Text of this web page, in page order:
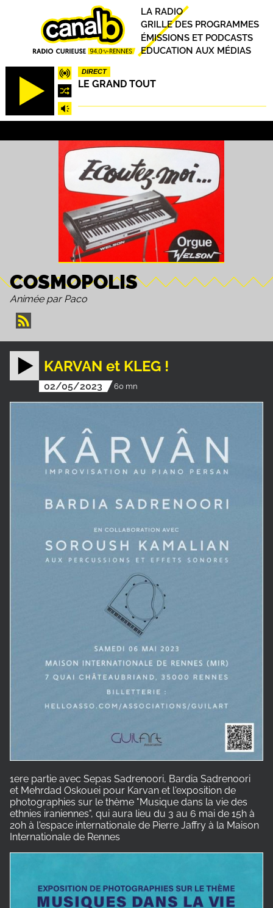
DIRECT
LE GRAND TOUT
Principal
LA RADIO
GRILLE DES PROGRAMMES
ÉMISSIONS ET PODCASTS
EDUCATION AUX MÉDIAS
COSMOPOLIS
Animée par Paco
KARVAN et KLEG !
02/05/2023 60 mn
1ere partie avec Sepas Sadrenoori, Bardia Sadrenoori
et Mehrdad Oskouei pour Karvan et l'exposition de
photographies sur le thème "Musique dans la vie des
ethnies iraniennes", qui aura lieu du 3 au 6 mai de 15h à
20h à l'espace internationale de Pierre Jaffry à la Maison
Internationale de Rennes